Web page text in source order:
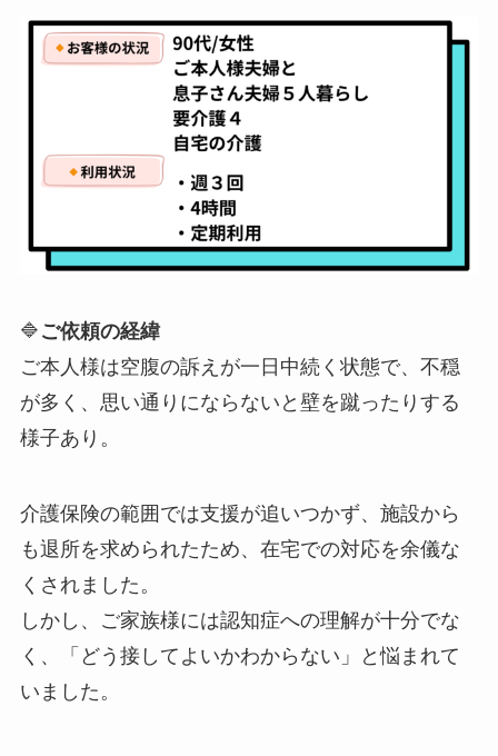
🔷 ご依頼の経緯
ご本人様は空腹の訴えが一日中続く状態で、不穏
が多く、思い通りにならないと壁を蹴ったりする
様子あり。
介護保険の範囲では支援が追いつかず、施設から
も退所を求められたため、在宅での対応を余儀な
くされました。
しかし、ご家族様には認知症への理解が十分でな
く、「どう接してよいかわからない」と悩まれて
いました。